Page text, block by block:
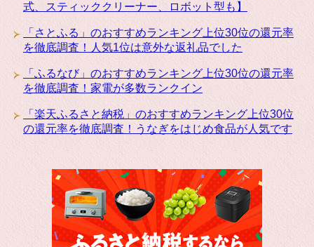
式、スティッククリーナー、ロボット型も】
「さとふる」のおすすめランキング上位30位の還元率
を徹底調査！人気1位は意外な返礼品でした
「ふるなび」のおすすめランキング上位30位の還元率
を徹底調査！家電が多数ランクイン
「楽天ふるさと納税」のおすすめランキング上位30位
の還元率を徹底調査！うなぎをはじめ食品が人気です